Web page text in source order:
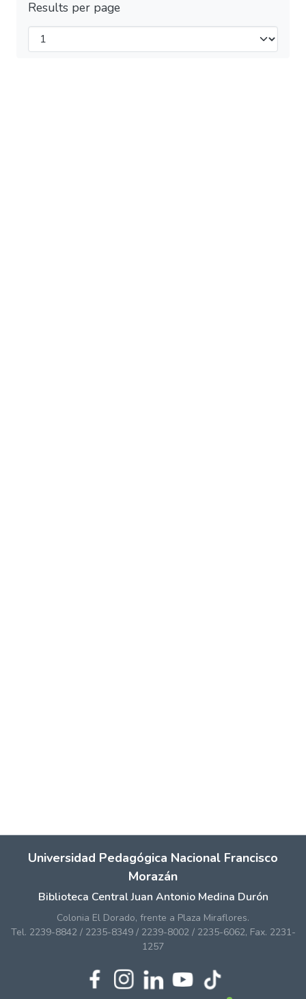
Results per page
Universidad Pedagógica Nacional Francisco
Morazán
Biblioteca Central Juan Antonio Medina Durón
Colonia El Dorado, frente a Plaza Miraflores.
Tel. 2239-8842 / 2235-8349 / 2239-8002 / 2235-6062, Fax. 2231-
1257